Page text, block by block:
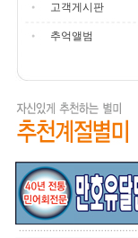
고객게시판
추억앨범